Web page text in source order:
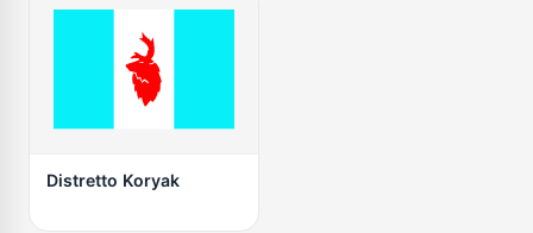
Distretto Koryak